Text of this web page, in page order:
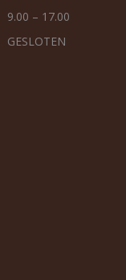
9.00 – 17.00
GESLOTEN